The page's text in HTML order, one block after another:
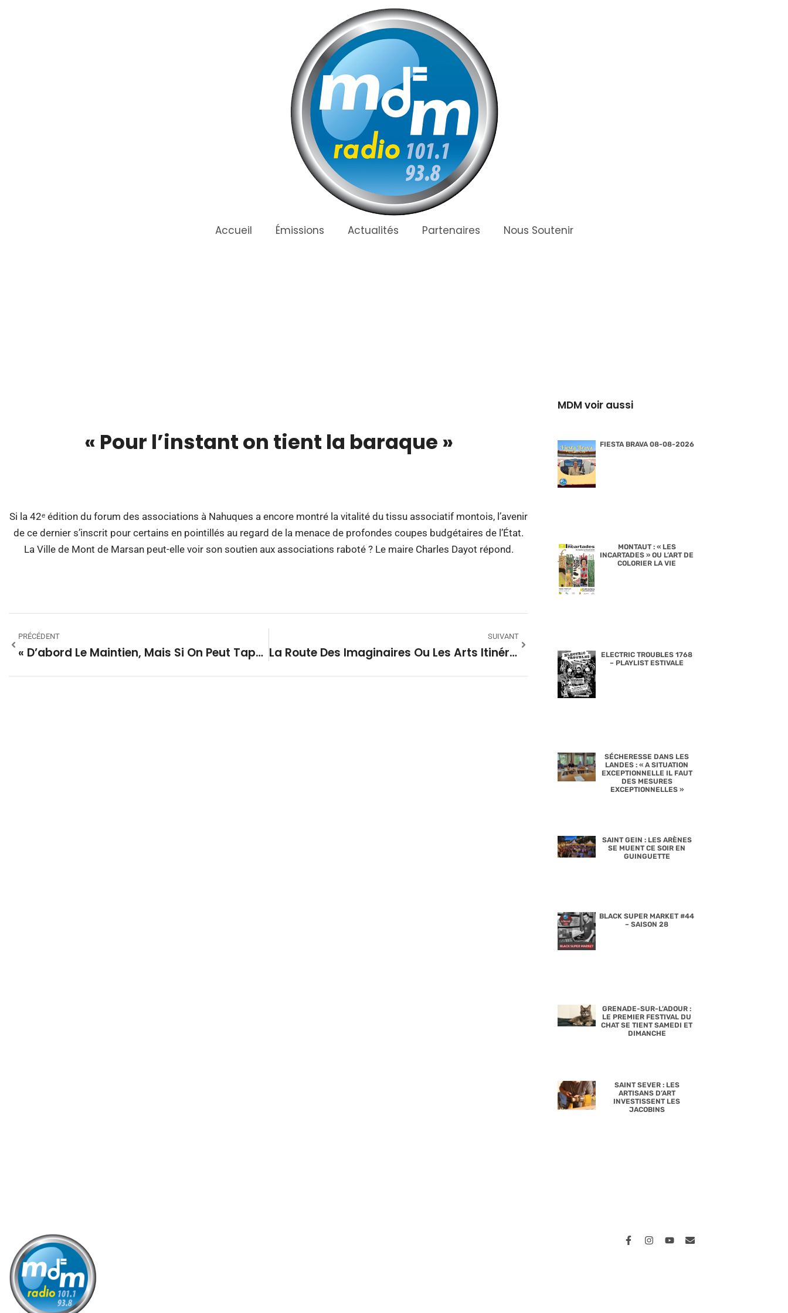
Accueil Émissions Actualités Partenaires Nous Soutenir
« Pour l’instant on tient la baraque »
Si la 42ᵉ édition du forum des associations à Nahuques a encore montré la vitalité du tissu associatif montois, l’avenir
de ce dernier s’inscrit pour certains en pointillés au regard de la menace de profondes coupes budgétaires de l’État.
La Ville de Mont de Marsan peut-elle voir son soutien aux associations raboté ? Le maire Charles Dayot répond.
PRÉCÉDENT
« D’abord Le Maintien, Mais Si On Peut Taper Plus Haut… »
SUIVANT
La Route Des Imaginaires Ou Les Arts Itinérants
MDM voir aussi
FIESTA BRAVA 08-08-2026
MONTAUT : « LES
INCARTADES » OU L’ART DE
COLORIER LA VIE
ELECTRIC TROUBLES 1768
– PLAYLIST ESTIVALE
SÉCHERESSE DANS LES
LANDES : « A SITUATION
EXCEPTIONNELLE IL FAUT
DES MESURES
EXCEPTIONNELLES »
SAINT GEIN : LES ARÈNES
SE MUENT CE SOIR EN
GUINGUETTE
BLACK SUPER MARKET #44
– SAISON 28
GRENADE-SUR-L’ADOUR :
LE PREMIER FESTIVAL DU
CHAT SE TIENT SAMEDI ET
DIMANCHE
SAINT SEVER : LES
ARTISANS D’ART
INVESTISSENT LES
JACOBINS